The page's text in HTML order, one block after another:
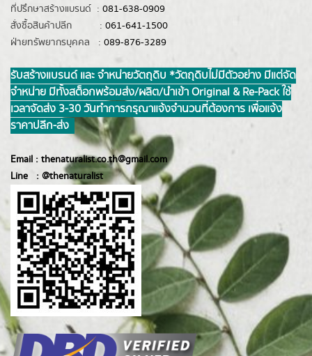
ที่ปรึกษาสร้างแบรนด์ : 081-638-0909
สั่งซื้อสินค้าปลีก : 061-641-1500
ฝ่ายทรัพยากรบุคคล : 089-876-3289
รับสร้างแบรนด์ และ จำหน่ายวัตถุดิบ *วัตถุดิบไม่มีตัวอย่าง มีแต่จัด
จำหน่าย มีทั้งสต็อกพร้อมส่ง/ผลิต/นำเข้า Original & Re-Pack ใช้
เวลาจัดส่ง 3-30 วันทำการ กรุณาแจ้งจำนวนที่ต้องการ เพื่อแจ้ง
ราคาปลีก-ส่ง
Email : thenaturalist.co.th@gmail.com
Line : @thenaturalist